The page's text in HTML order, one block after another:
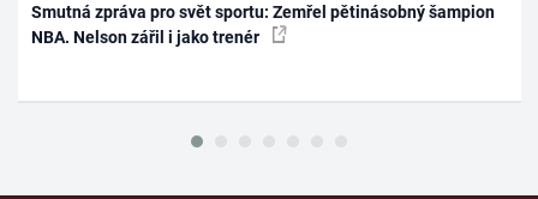
Smutná zpráva pro svět sportu: Zemřel pětinásobný šampion
NBA. Nelson zářil i jako trenér